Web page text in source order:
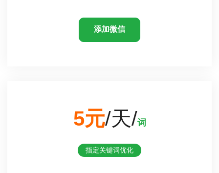
添加微信
5元/天/词
指定关键词优化